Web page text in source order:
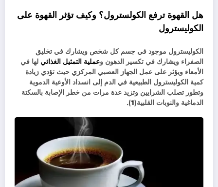
هل القهوة ترفع الكولسترول؟ وكيف تؤثر القهوة على
الكوليسترول
الكوليسترول موجود في جسم كل شخص ويشارك في تخليق
الصفراء ويشارك في تكسير الدهون وعملية التمثيل الغذائي لها في
الأمعاء ويؤثر على عمل الجهاز العصبي المركزي حيث تؤدي زيادة
كمية الكوليسترول الطبيعية في الدم إلى انسداد الأوعية الدموية
وتطور تصلب الشرايين وتزيد عدة مرات من خطر الإصابة بالسكتة
الدماغية والنوبات القلبية(1
).